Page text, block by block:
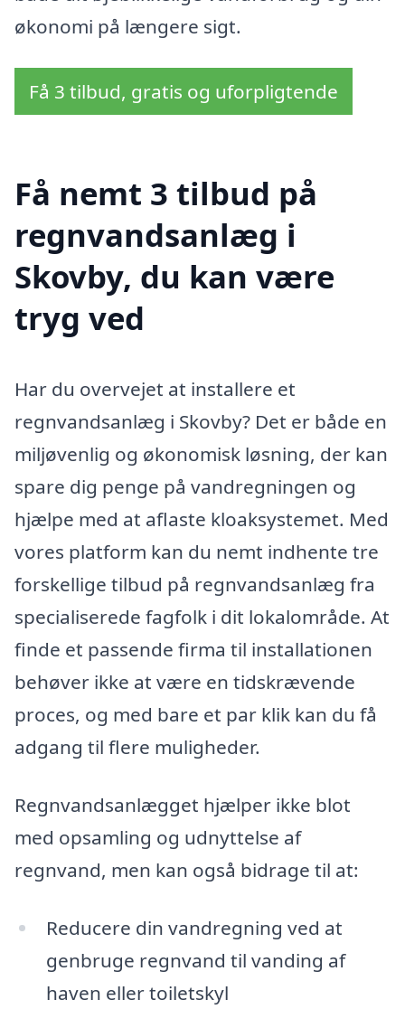
økonomi på længere sigt.
Få 3 tilbud, gratis og uforpligtende
Få nemt 3 tilbud på
regnvandsanlæg i
Skovby, du kan være
tryg ved
Har du overvejet at installere et
regnvandsanlæg i Skovby? Det er både en
miljøvenlig og økonomisk løsning, der kan
spare dig penge på vandregningen og
hjælpe med at aflaste kloaksystemet. Med
vores platform kan du nemt indhente tre
forskellige tilbud på regnvandsanlæg fra
specialiserede fagfolk i dit lokalområde. At
finde et passende firma til installationen
behøver ikke at være en tidskrævende
proces, og med bare et par klik kan du få
adgang til flere muligheder.
Regnvandsanlægget hjælper ikke blot
med opsamling og udnyttelse af
regnvand, men kan også bidrage til at:
Reducere din vandregning ved at
genbruge regnvand til vanding af
haven eller toiletskyl